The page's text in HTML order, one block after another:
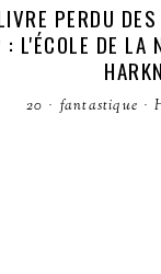
PERDU
: L'ÉCOLE DE LA
20 · fantastique ·